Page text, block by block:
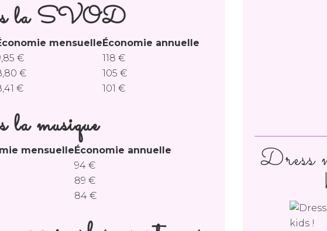
la SVOD
mensuelleÉconomie annuelle
€
118 €
€
105 €
€ 101 €
la musique
mensuelleÉconomie annuelle
94 €
89 €
84 €
Dress